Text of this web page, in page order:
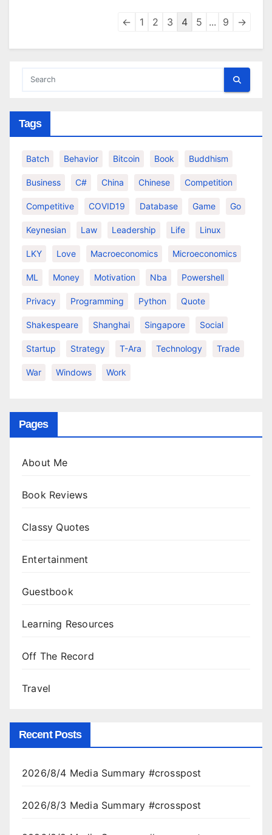
Guestbook
← 1 2 3 4 5 ... 9 →
Tags
Batch Behavior Bitcoin Book Buddhism
Business C# China Chinese Competition
Competitive COVID19 Database Game Go
Keynesian Law Leadership Life Linux
LKY Love Macroeconomics Microeconomics
ML Money Motivation Nba Powershell
Privacy Programming Python Quote
Shakespeare Shanghai Singapore Social
Startup Strategy T-Ara Technology Trade
War Windows Work
Pages
About Me
Book Reviews
Classy Quotes
Entertainment
Guestbook
Learning Resources
Off The Record
Travel
Recent Posts
2026/8/4 Media Summary #crosspost
2026/8/3 Media Summary #crosspost